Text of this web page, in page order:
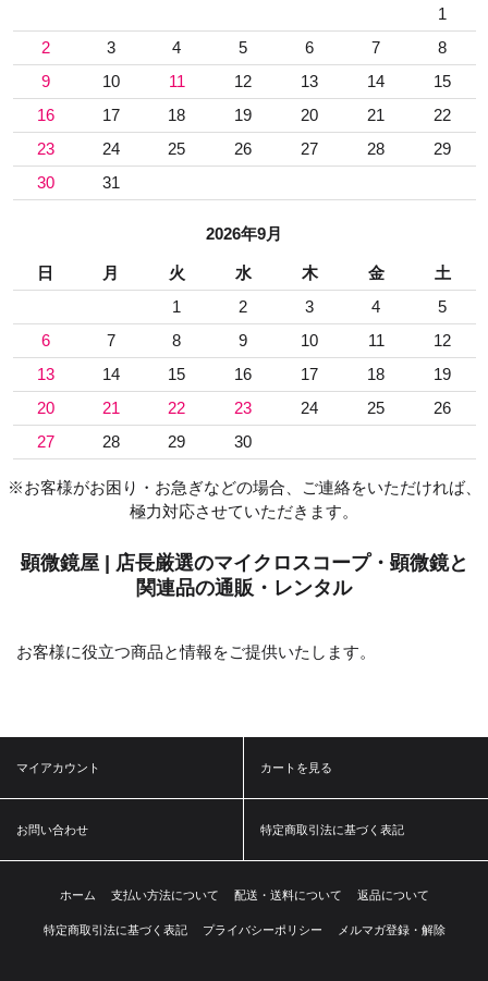
1
2
3 4 5 6 7
8
9
10 11 12 13 14
15
16
17 18 19 20 21
22
23
24 25 26 27 28
29
30
31
2026年9月
日 月 火 水 木 金
土
1
2 3 4
5
6
7 8 9 10 11
12
13
14 15 16 17 18
19
20
21 22 23 24 25
26
27
28 29 30
※お客様がお困り・お急ぎなどの場合、ご連絡をいただければ、
極力対応させていただきます。
顕微鏡屋 | 店長厳選のマイクロスコープ・顕微鏡と
関連品の通販・レンタル
お客様に役立つ商品と情報をご提供いたします。
マイアカウント カートを見る
お問い合わせ 特定商取引法に基づく表記
ホーム 支払い方法について 配送・送料について 返品について
特定商取引法に基づく表記 プライバシーポリシー メルマガ登録・解除